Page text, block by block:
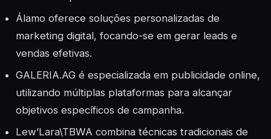
Álamo oferece soluções personalizadas de
marketing digital, focando-se em gerar leads e
vendas efetivas.
GALERIA.AG é especializada em publicidade online,
utilizando múltiplas plataformas para alcançar
objetivos específicos de campanha.
Lew’Lara\TBWA combina técnicas tradicionais de